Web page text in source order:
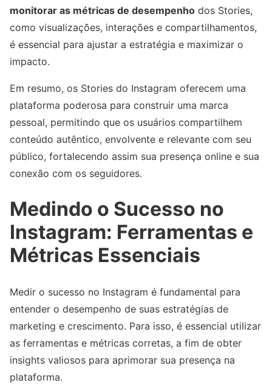
monitorar as métricas de desempenho dos Stories,
como visualizações, interações e compartilhamentos,
é essencial para ajustar a estratégia e maximizar o
impacto.
Em resumo, os Stories do Instagram oferecem uma
plataforma poderosa para construir uma marca
pessoal, permitindo que os usuários compartilhem
conteúdo autêntico, envolvente e relevante com seu
público, fortalecendo assim sua presença online e sua
conexão com os seguidores.
Medindo o Sucesso no
Instagram: Ferramentas e
Métricas Essenciais
Medir o sucesso no Instagram é fundamental para
entender o desempenho de suas estratégias de
marketing e crescimento. Para isso, é essencial utilizar
as ferramentas e métricas corretas, a fim de obter
insights valiosos para aprimorar sua presença na
plataforma.